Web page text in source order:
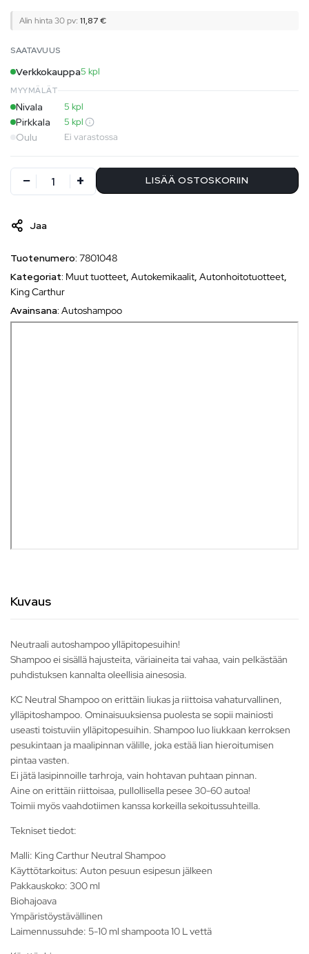
Alin hinta 30 pv: 11,87€
SAATAVUUS
Verkkokauppa5 kpl
MYYMÄLÄT
Nivala 5 kpl
Pirkkala 5 kpl
Oulu Ei varastossa
LISÄÄ OSTOSKORIIN
Jaa
Tuotenumero: 7801048
Kategoriat: Muut tuotteet, Autokemikaalit, Autonhoitotuotteet,
King Carthur
Avainsana: Autoshampoo
Kuvaus
Neutraali autoshampoo ylläpitopesuihin!
Shampoo ei sisällä hajusteita, väriaineita tai vahaa, vain pelkästään
puhdistuksen kannalta oleellisia ainesosia.
KC Neutral Shampoo on erittäin liukas ja riittoisa vahaturvallinen,
ylläpitoshampoo. Ominaisuuksiensa puolesta se sopii mainiosti
useasti toistuviin ylläpitopesuihin. Shampoo luo liukkaan kerroksen
pesukintaan ja maalipinnan välille, joka estää lian hieroitumisen
pintaa vasten.
Ei jätä lasipinnoille tarhroja, vain hohtavan puhtaan pinnan.
Aine on erittäin riittoisaa, pullollisella pesee 30-60 autoa!
Toimii myös vaahdotiimen kanssa korkeilla sekoitussuhteilla.
Tekniset tiedot:
Malli: King Carthur Neutral Shampoo
Käyttötarkoitus: Auton pesuun esipesun jälkeen
Pakkauskoko: 300 ml
Biohajoava
Ympäristöystävällinen
Laimennussuhde: 5-10 ml shampoota 10 L vettä